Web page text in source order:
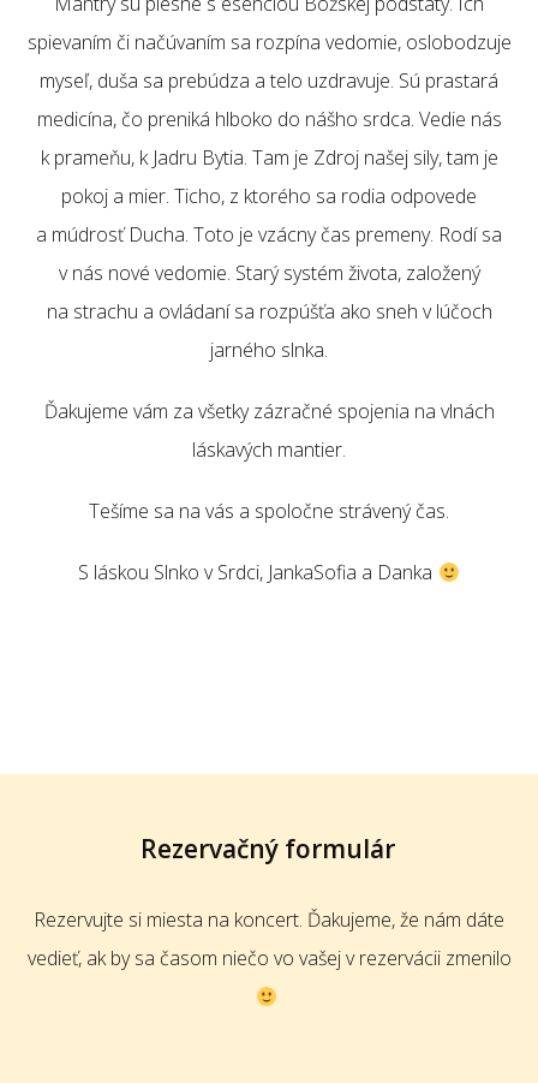
spievaním či načúvaním sa rozpína vedomie, oslobodzuje
myseľ, duša sa prebúdza a telo uzdravuje. Sú prastará
medicína, čo preniká hlboko do nášho srdca. Vedie nás
k prameňu, k Jadru Bytia. Tam je Zdroj našej sily, tam je
pokoj a mier. Ticho, z ktorého sa rodia odpovede
a múdrosť Ducha. Toto je vzácny čas premeny. Rodí sa
v nás nové vedomie. Starý systém života, založený
na strachu a ovládaní sa rozpúšťa ako sneh v lúčoch
jarného slnka.
Ďakujeme vám za všetky zázračné spojenia na vlnách
láskavých mantier.
Tešíme sa na vás a spoločne strávený čas.
S láskou Slnko v Srdci, JankaSofia a Danka
Rezervačný formulár
Rezervujte si miesta na koncert. Ďakujeme, že nám dáte
vedieť, ak by sa časom niečo vo vašej v rezervácii zmenilo